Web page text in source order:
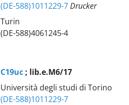
(DE-588)1011229-7Drucker
Turin
(DE-588)4061245-4
C19uc; lib.e.M6/17
Università degli studi di Torino
(DE-588)1011229-7